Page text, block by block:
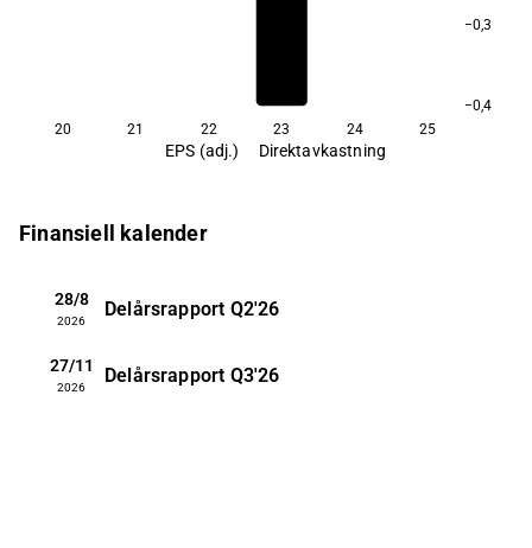
−0,3
−0,4
20
21 22 23 24 25
EPS (adj.) Direktavkastning
Finansiell kalender
28/8
2026
Delårsrapport Q2'26
27/11
2026
Delårsrapport Q3'26